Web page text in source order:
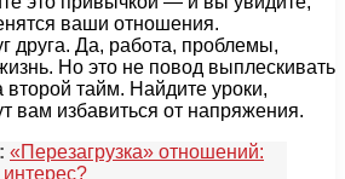
ваши отношения.
друга. Да, работа, проблемы,
Но это не повод выплескивать
второй тайм. Найдите уроки,
вам избавиться от напряжения.
«Перезагрузка» отношений:
интерес?